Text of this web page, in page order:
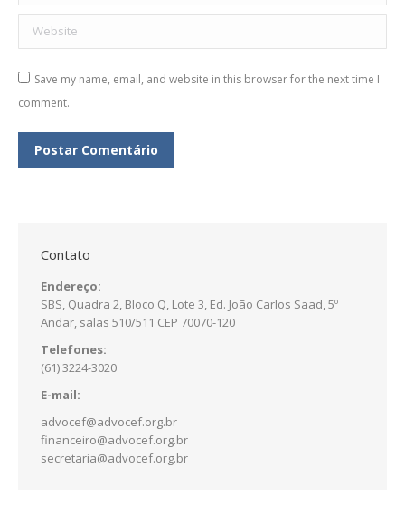
Website
Save my name, email, and website in this browser for the next time I
comment.
Postar Comentário
Contato
Endereço:
SBS, Quadra 2, Bloco Q, Lote 3, Ed. João Carlos Saad, 5º
Andar, salas 510/511 CEP 70070-120
Telefones:
(61) 3224-3020
E-mail:
advocef@advocef.org.br
financeiro@advocef.org.br
secretaria@advocef.org.br